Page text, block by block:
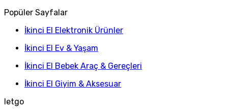
Popüler Sayfalar
İkinci El Elektronik Ürünler
İkinci El Ev & Yaşam
İkinci El Bebek Araç & Gereçleri
İkinci El Giyim & Aksesuar
letgo